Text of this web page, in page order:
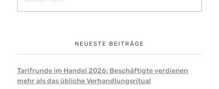
NEUESTE BEITRÄGE
Tarifrunde im Handel 2026: Beschäftigte verdienen
mehr als das übliche Verhandlungsritual